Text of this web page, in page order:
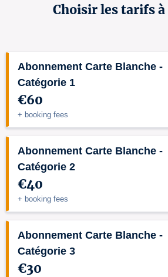
Choisir les tarifs
Abonnement Carte Blanche -
Catégorie 1
€60
+ booking fees
Abonnement Carte Blanche -
Catégorie 2
€40
+ booking fees
Abonnement Carte Blanche -
Catégorie 3
€30